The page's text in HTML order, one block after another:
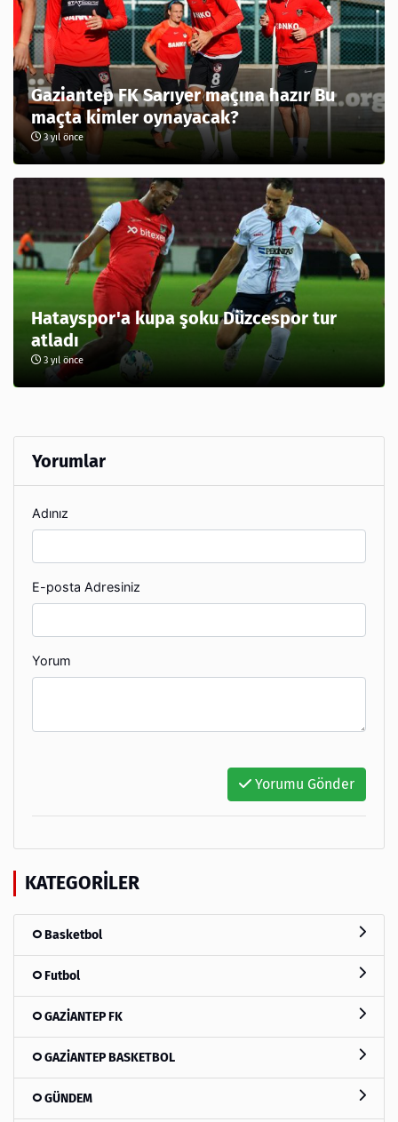
Gaziantep FK Sarıyer maçına hazır Bu
maçta kimler oynayacak?
3 yıl önce
Hatayspor'a kupa şoku Düzcespor tur
atladı
3 yıl önce
Yorumlar
Adınız
E-posta Adresiniz
Yorum
Yorumu Gönder
KATEGORILER
Basketbol
Futbol
GAZİANTEP FK
GAZİANTEP BASKETBOL
GÜNDEM